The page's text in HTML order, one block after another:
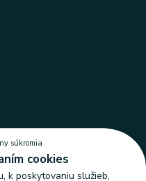
súkromia
cookies
k poskytovaniu služieb,